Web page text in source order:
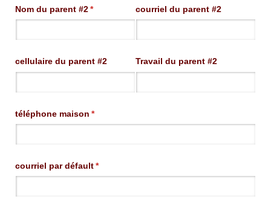
Nom du parent #2*
(requis) courriel du parent #2
cellulaire du parent #2 Travail du parent #2
téléphone maison *
(requis)
courriel par défault*
(requis)